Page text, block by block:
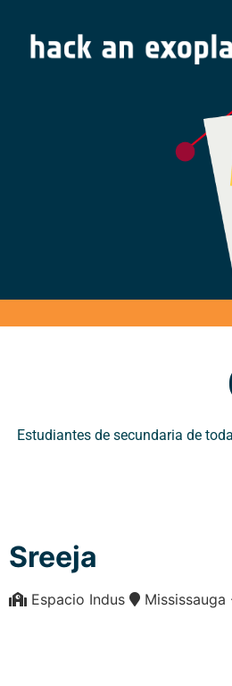
Estudiantes de secundaria de
Sreeja
Espacio Indus